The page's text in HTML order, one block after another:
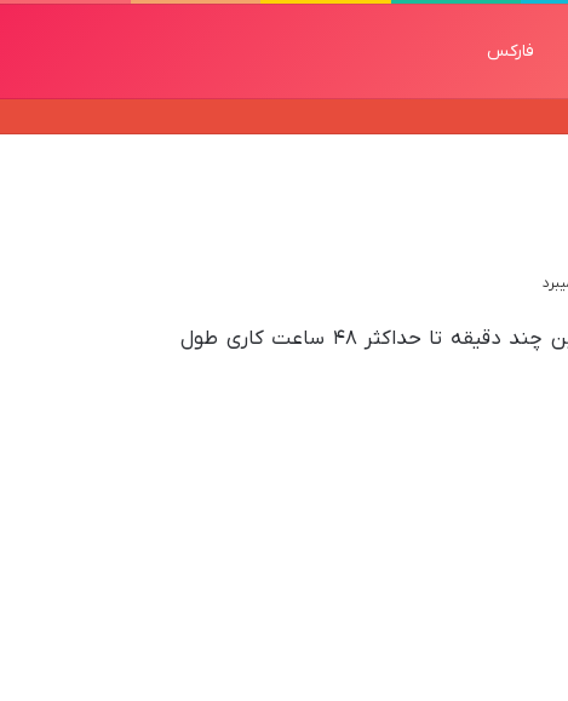
فارکس
همانندجویی در ایرانداک فرآیندی ضروری برای پایان‌نامه‌ها و پروپوزال‌هاست. مدت زمان بررسی معمولاً بین چند دقیقه تا حداکثر ۴۸ ساعت کاری طول